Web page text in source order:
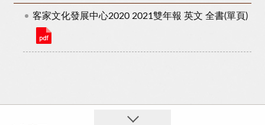
客家文化發展中心2020 2021雙年報 英文 全書(單頁)